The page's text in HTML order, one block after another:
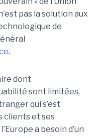
pas la solution aux
de
.
dont
sont limitées,
qui s’est
clients et ses
a besoin d’un